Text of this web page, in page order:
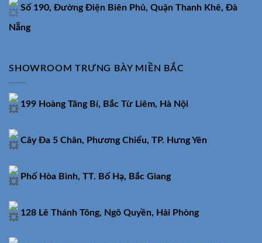
Số 190, Đường Điện Biên Phủ, Quận Thanh Khê, Đà
Nẵng
SHOWROOM TRƯNG BÀY MIỀN BẮC
199 Hoàng Tăng Bí, Bắc Từ Liêm, Hà Nội
Cây Đa 5 Chân, Phương Chiểu, TP. Hưng Yên
Phố Hòa Bình, TT. Bố Hạ, Bắc Giang
128 Lê Thánh Tông, Ngô Quyền, Hải Phòng